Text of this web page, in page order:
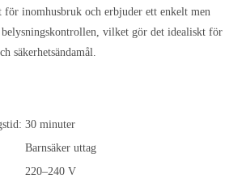
för inomhusbruk och erbjuder ett enkelt men
vilket gör det idealiskt för
säkerhetsändamål.
30 minuter
Barnsäker uttag
220–240 V